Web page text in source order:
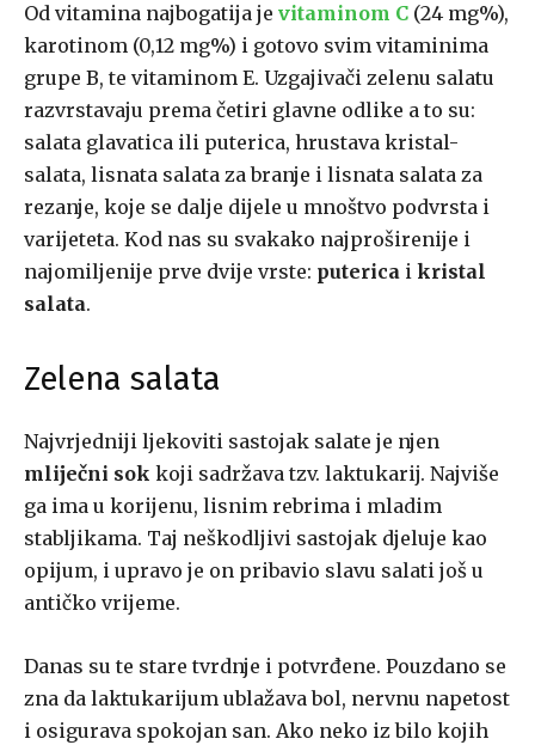
Od vitamina najbogatija je vitaminom C (24 mg%),
karotinom (0,12 mg%) i gotovo svim vitaminima
grupe B, te vitaminom E. Uzgajivači zelenu salatu
razvrstavaju prema četiri glavne odlike a to su:
salata glavatica ili puterica, hrustava kristal-
salata, lisnata salata za branje i lisnata salata za
rezanje, koje se dalje dijele u mnoštvo podvrsta i
varijeteta. Kod nas su svakako najproširenije i
najomiljenije prve dvije vrste: puterica i kristal
salata.
Zelena salata
Najvrjedniji ljekoviti sastojak salate je njen
mliječni sok koji sadržava tzv. laktukarij. Najviše
ga ima u korijenu, lisnim rebrima i mladim
stabljikama. Taj neškodljivi sastojak djeluje kao
opijum, i upravo je on pribavio slavu salati još u
antičko vrijeme.
Danas su te stare tvrdnje i potvrđene. Pouzdano se
zna da laktukarijum ublažava bol, nervnu napetost
i osigurava spokojan san. Ako neko iz bilo kojih